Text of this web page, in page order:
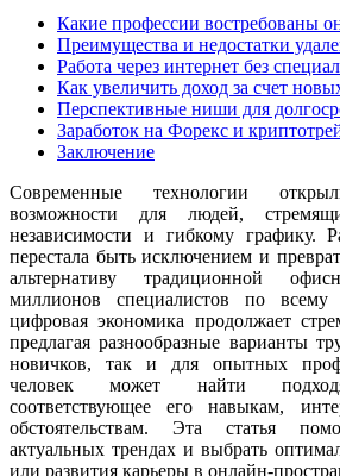
Какие профессии востребованы
Преимущества и недостатки
Работа через интернет без
Как увеличить доход за счет
Перспективные ниши для
Заработок на Форекс и
Заключение
Современные технологии
возможности для людей,
независимости и гибкому графику.
перестала быть исключением и
альтернативу традиционной
миллионов специалистов по
цифровая экономика продолжает
предлагая разнообразные варианты
новичков, так и для опытных
человек может найти
соответствующее его навыкам,
обстоятельствам. Эта статья
актуальных трендах и выбрать
или развития карьеры в онлайн-